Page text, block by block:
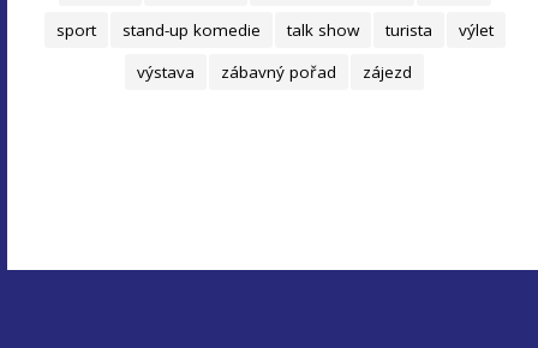
sport
stand-up komedie talk show turista
výlet
výstava
zábavný pořad zájezd